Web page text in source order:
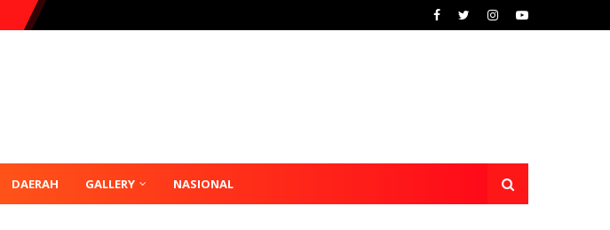
DAERAH GALLERY NASIONAL